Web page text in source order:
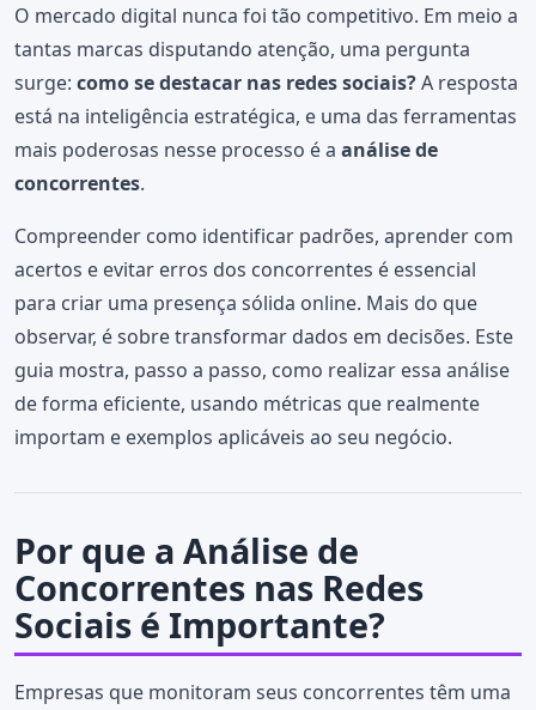
O mercado digital nunca foi tão competitivo. Em meio a
tantas marcas disputando atenção, uma pergunta
surge: como se destacar nas redes sociais?A resposta
está na inteligência estratégica, e uma das ferramentas
mais poderosas nesse processo é a análise de
concorrentes.
Compreender como identificar padrões, aprender com
acertos e evitar erros dos concorrentes é essencial
para criar uma presença sólida online. Mais do que
observar, é sobre transformar dados em decisões. Este
guia mostra, passo a passo, como realizar essa análise
de forma eficiente, usando métricas que realmente
importam e exemplos aplicáveis ao seu negócio.
Por que a Análise de
Concorrentes nas Redes
Sociais é Importante?
Empresas que monitoram seus concorrentes têm uma